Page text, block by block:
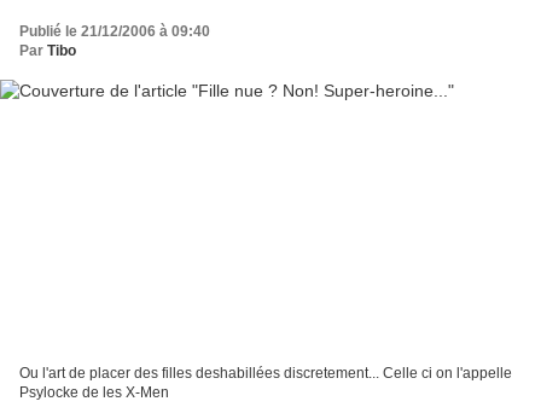
Publié le 21/12/2006 à 09:40
Par Tibo
Ou l'art de placer des filles deshabillées discretement... Celle ci on l'appelle
Psylocke de les X-Men